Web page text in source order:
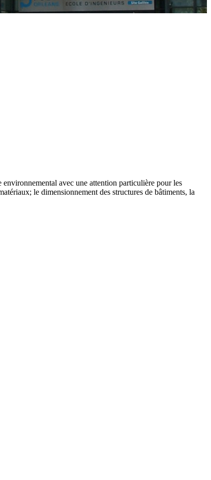
avec une attention particulière pour les
le dimensionnement des structures de bâtiments, la